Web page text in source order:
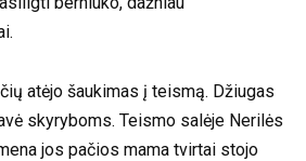
atėjo šaukimas į teismą. Džiugas
skyryboms. Teismo salėje Nerilės
jos pačios mama tvirtai stojo